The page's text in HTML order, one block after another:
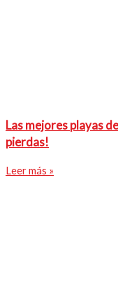
Las mejores playas
pierdas!
Leer más »